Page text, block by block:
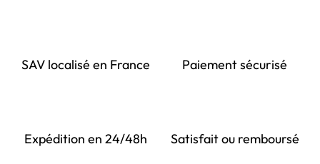
SAV localisé en France Paiement sécurisé
Expédition en 24/48h Satisfait ou remboursé